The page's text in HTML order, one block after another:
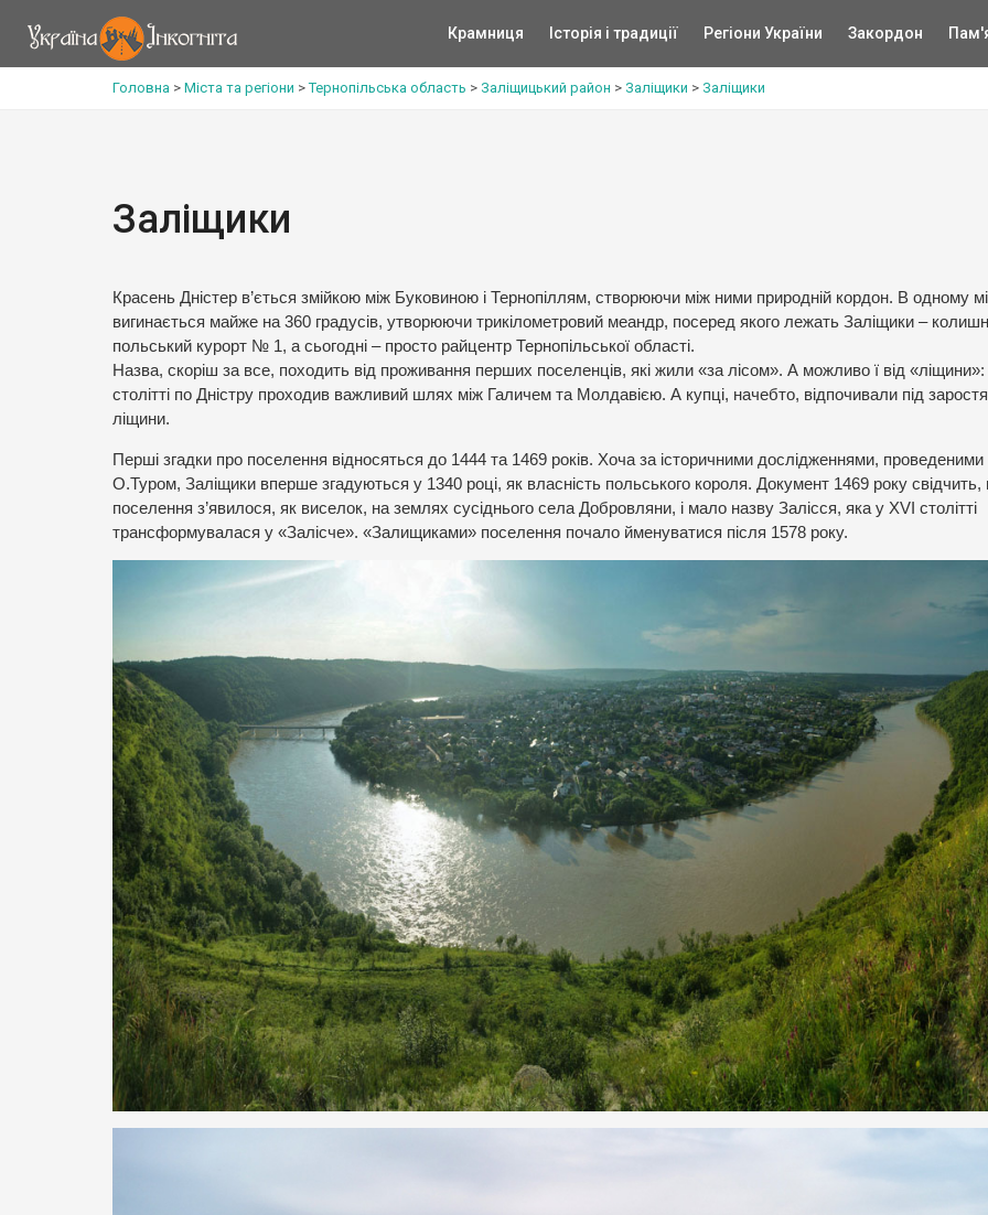
Крамниця Історія і традиції Регіони України Закордон
Головна > Міста та регіони >Тернопільська область > Заліщицький район > Заліщики > Заліщики
Заліщики
Красень Дністер в’ється змійкою між Буковиною і Тернопіллям, створюючи між ними природній кордон. В одному
вигинається майже на 360 градусів, утворюючи трикілометровий меандр, посеред якого лежать Заліщики –
польський курорт № 1, а сьогодні – просто райцентр Тернопільської області.
Назва, скоріш за все, походить від проживання перших поселенців, які жили «за лісом». А можливо ї від
столітті по Дністру проходив важливий шлях між Галичем та Молдавією. А купці, начебто, відпочивали під
ліщини.
Перші згадки про поселення відносяться до 1444 та 1469 років. Хоча за історичними дослідженнями, проведеними
О.Туром, Заліщики вперше згадуються у 1340 році, як власність польського короля. Документ 1469 року
поселення з’явилося, як виселок, на землях сусіднього села Добровляни, і мало назву Залісся, яка у XVI столітті
трансформувалася у «Залісче». «Залищиками» поселення почало йменуватися після 1578 року.